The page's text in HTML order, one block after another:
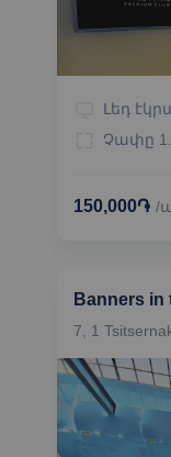
Լեդ
Չափը
150,000֏ /
Banners in
7, 1